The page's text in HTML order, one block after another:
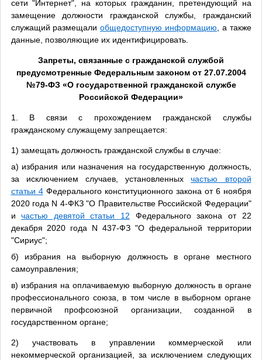
сети "Интернет", на которых гражданин, претендующий на
замещение должности гражданской службы, гражданский
служащий размещалиобщедоступную информацию , а также
данные, позволяющие их идентифицировать.
Запреты, связанные с гражданской службой
предусмотренные Федеральным законом от 27.07.2004
№79-ФЗ «О государственной гражданской службе
Российской Федерации»
1. В связи с прохождением гражданской службы
гражданскому служащему запрещается:
1) замещать должность гражданской службы в случае:
а) избрания или назначения на государственную должность,
за исключением случаев, установленныхчастью второй
статьи 4Федерального конституционного закона от 6 ноября
2020 года N 4-ФКЗ "О Правительстве Российской Федерации"
ичастью девятой статьи 12 Федерального закона от 22
декабря 2020 года N 437-ФЗ "О федеральной территории
"Сириус";
б) избрания на выборную должность в органе местного
самоуправления;
в) избрания на оплачиваемую выборную должность в органе
профессионального союза, в том числе в выборном органе
первичной профсоюзной организации, созданной в
государственном органе;
2) участвовать в управлении коммерческой или
некоммерческой организацией, за исключением следующих